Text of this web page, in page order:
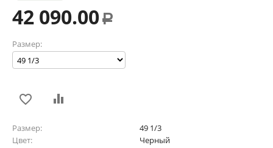
42 090.00 Р
Размер:
Размер
49 1/3
Цвет
Черный